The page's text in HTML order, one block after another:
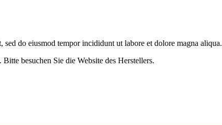
do eiusmod tempor incididunt ut labore et dolore magna aliqua.
besuchen Sie die Website des Herstellers.